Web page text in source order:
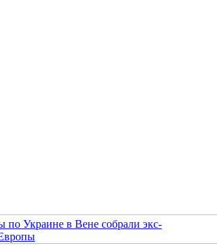
по Украине в Вене собрали экс-